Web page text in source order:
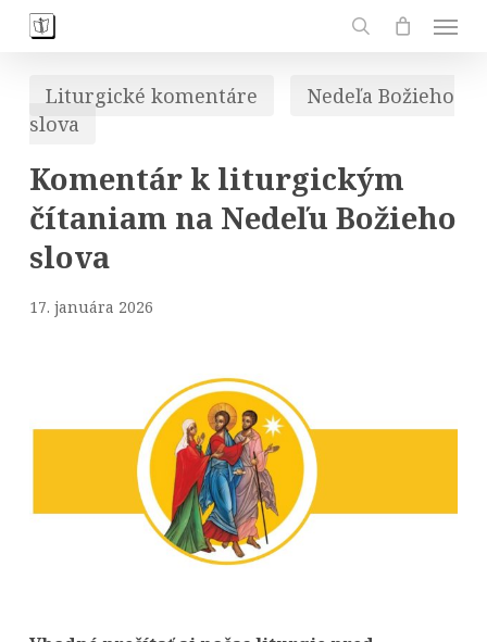
Skip
contentLiturgické komentáre
Nedeľa Božieho
slova
Komentár k liturgickým
čítaniam na Nedeľu Božieho
slova
17. januára 2026